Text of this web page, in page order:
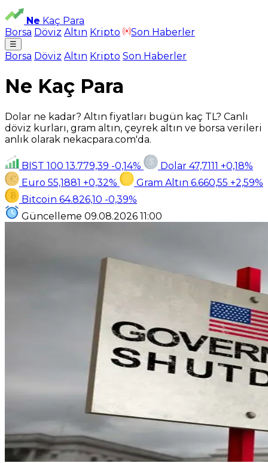
Ne Kaç Para
Borsa Döviz Altın Kripto Son Haberler
☰
Borsa Döviz Altın Kripto Son Haberler
Ne Kaç Para
Dolar ne kadar? Altın fiyatları bugün kaç TL? Canlı
döviz kurları, gram altın, çeyrek altın ve borsa verileri
anlık olarak nekacpara.com'da.
BIST 100 13.779,39 -0,14% Dolar 47,7111 +0,18%
Euro 55,1881 +0,32% Gram Altın 6.660,55 +2,59%
Bitcoin 64.826,10 -0,39%
Güncelleme 09.08.2026 11:00